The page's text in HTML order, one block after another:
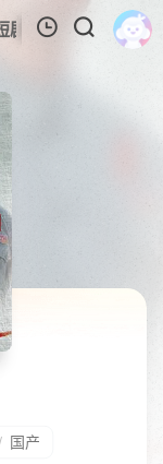
剧 今日更新
0
/ 国产